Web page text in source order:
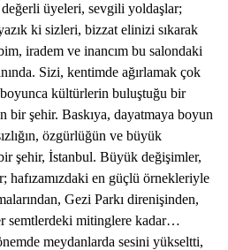
üyeleri, sevgili yoldaşlar;
ki sizleri, bizzat elinizi sıkarak
iradem ve inancım bu salondaki
Sizi, kentimde ağırlamak çok
kültürlerin buluştuğu bir
bir şehir. Baskıya, dayatmaya boyun
özgürlüğün ve büyük
şehir, İstanbul. Büyük değişimler,
hafızamızdaki en güçlü örnekleriyle
Gezi Parkı direnişinden,
semtlerdeki mitinglere kadar…
meydanlarda sesini yükseltti,